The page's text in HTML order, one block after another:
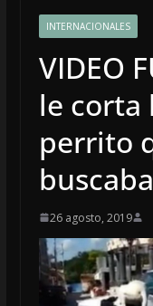
INTERNACIONALES
VIDEO
le corta
perrito
26 agosto, 2019